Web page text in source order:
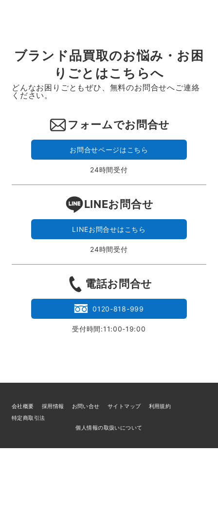
ブランド品買取のお悩み・お困
りごとはこちらへ
どんなお困りごともぜひ、無料のお問合せへご連絡
ください。
フォームでお問合せ
お問合せページはこちら
24時間受付
LINEお問合せ
LINEお問合せはこちら
24時間受付
電話お問合せ
0120-818-999
受付時間:11:00-19:00
会社概要 採用情報 お問い合せ サイトマップ
利用規約
特定商取引法
個人情報の取扱いについて